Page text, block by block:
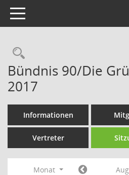
Toggle navigation
Rechercheauswahl
Bündnis 90/Die
2017
Informationen
Vertreter
Monat